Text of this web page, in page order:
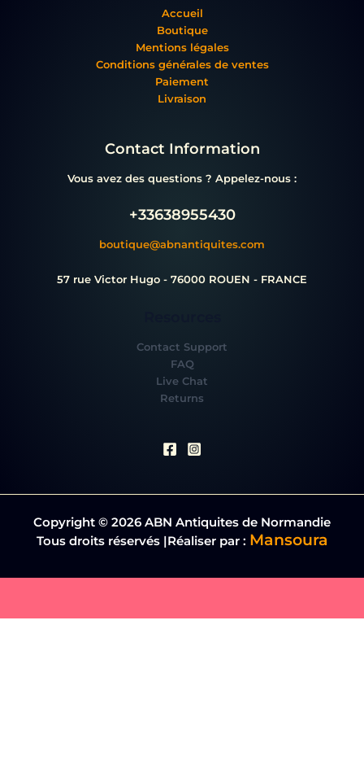
Accueil
Boutique
Mentions légales
Conditions générales de ventes
Paiement
Livraison
Contact Information
Vous avez des questions ? Appelez-nous :
+33638955430
boutique@abnantiquites.com
57 rue Victor Hugo - 76000 ROUEN - FRANCE
Contact Support
FAQ
Live Chat
Returns
Copyright © 2026 ABN Antiquites de Normandie
Tous droits réservés |Réaliser par : Mansoura